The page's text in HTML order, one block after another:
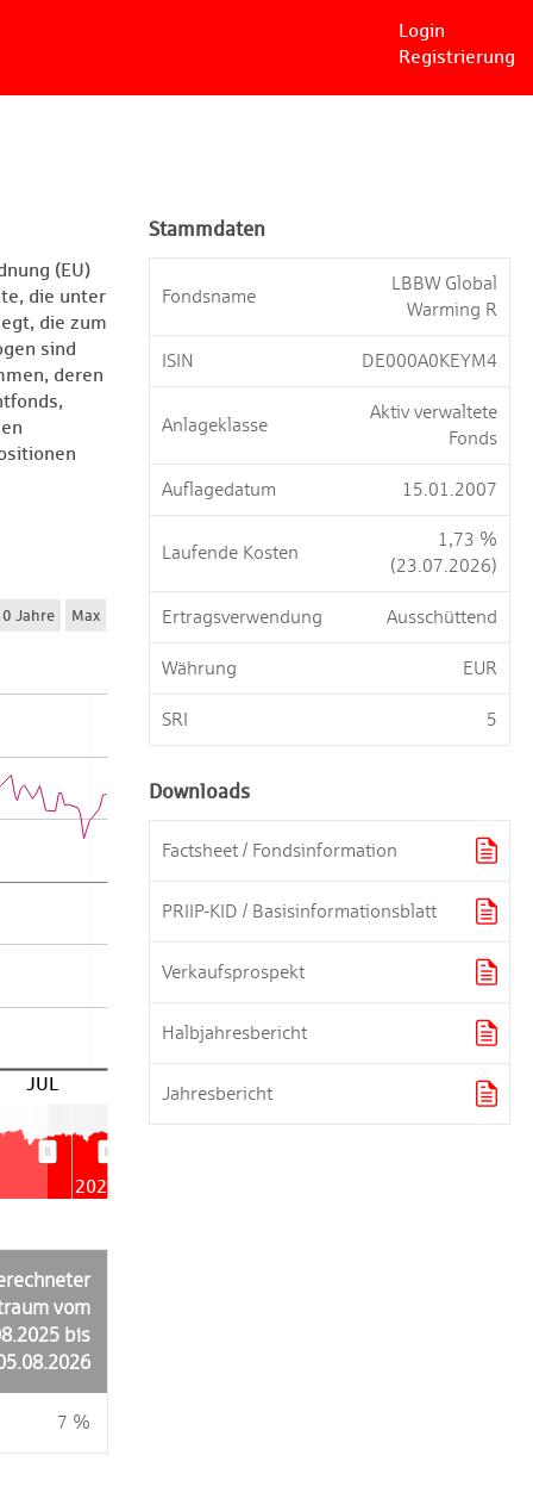
Login
Registrierung
(EU)
die unter
die zum
sind
deren
JUL
2026
vom
bis
7 %
Stammdaten
Fondsname
LBBW Global
Warming R
ISIN DE000A0KEYM4
Anlageklasse
Aktiv verwaltete
Fonds
Auflagedatum 15.01.2007
Laufende Kosten
1,73 %
(23.07.2026)
Ertragsverwendung Ausschüttend
Währung EUR
SRI 5
Downloads
Factsheet / Fondsinformation 
PRIIP-KID / Basisinformationsblatt 
Verkaufsprospekt 
Halbjahresbericht 
Jahresbericht 